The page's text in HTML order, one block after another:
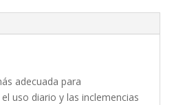
adecuada para
uso diario y las inclemencias